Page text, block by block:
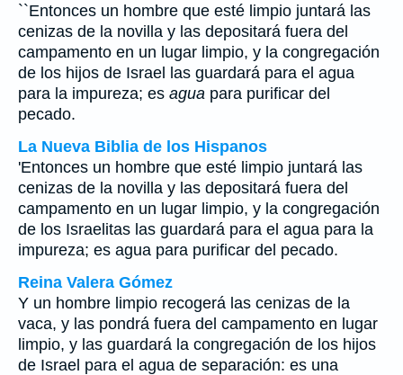
``Entonces un hombre que esté limpio juntará las
cenizas de la novilla y las depositará fuera del
campamento en un lugar limpio, y la congregación
de los hijos de Israel las guardará para el agua
para la impureza; es agua para purificar del
pecado.
La Nueva Biblia de los Hispanos
'Entonces un hombre que esté limpio juntará las
cenizas de la novilla y las depositará fuera del
campamento en un lugar limpio, y la congregación
de los Israelitas las guardará para el agua para la
impureza; es agua para purificar del pecado.
Reina Valera Gómez
Y un hombre limpio recogerá las cenizas de la
vaca, y las pondrá fuera del campamento en lugar
limpio, y las guardará la congregación de los hijos
de Israel para el agua de separación: es una